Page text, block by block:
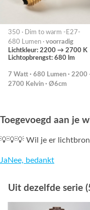
350 · Dim to warm -E27-
680 Lumen · voorradig
Lichtkleur: 2200 → 2700 K
Lichtopbrengst: 680 lm
7 Watt · 680 Lumen ·
2700 Kelvin · Ø6cm
Toegevoegd aan je
💡💡💡 Wil je er
JaNee, bedankt
Uit dezelfde serie